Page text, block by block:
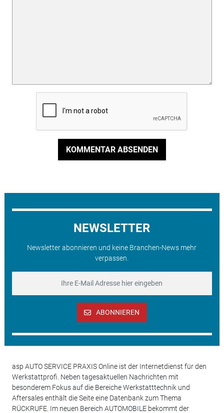
KOMMENTAR ABSENDEN
NEWSLETTER
Newsletter abonnieren und keine Branchen-News mehr
verpassen.
ABONNIEREN
asp AUTO SERVICE PRAXIS Online ist der Internetdienst für den
Werkstattprofi. Neben tagesaktuellen Nachrichten mit
besonderem Fokus auf die Bereiche Werkstatttechnik und
Aftersales enthält die Seite eine Datenbank zum Thema
RÜCKRUFE. Im neuen Bereich AUTOMOBILE bekommt der